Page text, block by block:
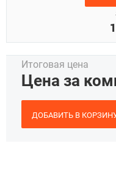
Итоговая цена
Цена за
ДОБАВИТЬ В